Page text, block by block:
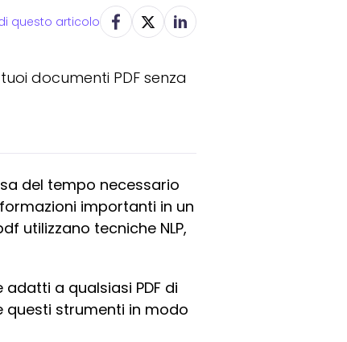
questo articolo
documenti PDF senza
del tempo necessario
importanti in un
utilizzano tecniche NLP,
a qualsiasi PDF di
questi strumenti in modo